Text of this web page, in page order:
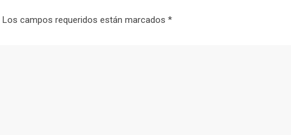
Los campos requeridos están marcados *